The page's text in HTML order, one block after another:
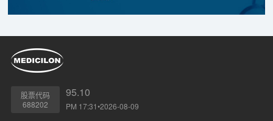
股票代码
688202
95.10
PM 17:31•2026-08-09